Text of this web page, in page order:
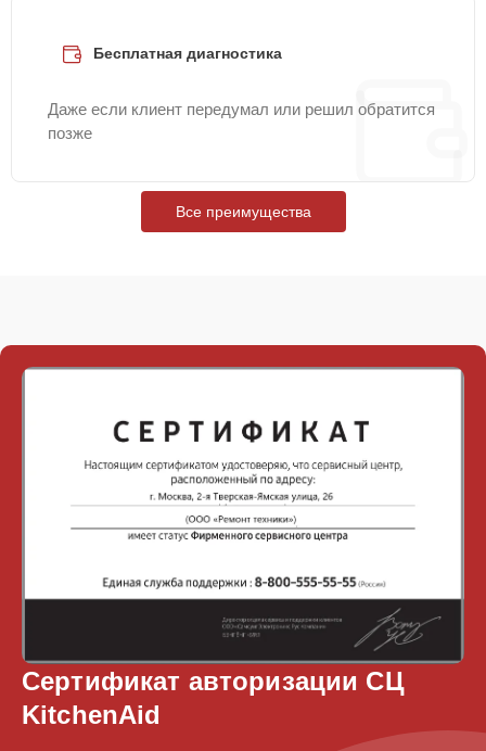
Бесплатная диагностика
Даже если клиент передумал или решил обратится
позже
Все преимущества
Сертификат авторизации СЦ
KitchenAid